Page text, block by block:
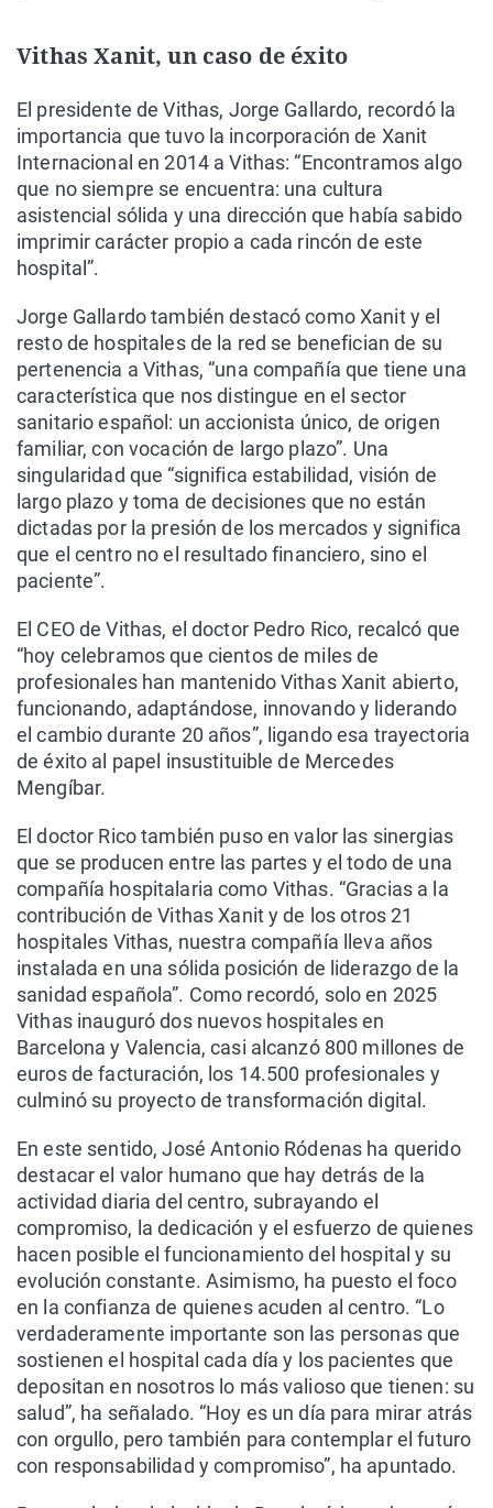
Vithas Xanit, un caso de éxito
El presidente de Vithas, Jorge Gallardo, recordó la
importancia que tuvo la incorporación de Xanit
Internacional en 2014 a Vithas: “Encontramos algo
que no siempre se encuentra: una cultura
asistencial sólida y una dirección que había sabido
imprimir carácter propio a cada rincón de este
hospital”.
Jorge Gallardo también destacó como Xanit y el
resto de hospitales de la red se benefician de su
pertenencia a Vithas, “una compañía que tiene una
característica que nos distingue en el sector
sanitario español: un accionista único, de origen
familiar, con vocación de largo plazo”. Una
singularidad que “significa estabilidad, visión de
largo plazo y toma de decisiones que no están
dictadas por la presión de los mercados y significa
que el centro no el resultado financiero, sino el
paciente”.
El CEO de Vithas, el doctor Pedro Rico, recalcó que
“hoy celebramos que cientos de miles de
profesionales han mantenido Vithas Xanit abierto,
funcionando, adaptándose, innovando y liderando
el cambio durante 20 años”, ligando esa trayectoria
de éxito al papel insustituible de Mercedes
Mengíbar.
El doctor Rico también puso en valor las sinergias
que se producen entre las partes y el todo de una
compañía hospitalaria como Vithas. “Gracias a la
contribución de Vithas Xanit y de los otros 21
hospitales Vithas, nuestra compañía lleva años
instalada en una sólida posición de liderazgo de la
sanidad española”. Como recordó, solo en 2025
Vithas inauguró dos nuevos hospitales en
Barcelona y Valencia, casi alcanzó 800 millones de
euros de facturación, los 14.500 profesionales y
culminó su proyecto de transformación digital.
En este sentido, José Antonio Ródenas ha querido
destacar el valor humano que hay detrás de la
actividad diaria del centro, subrayando el
compromiso, la dedicación y el esfuerzo de quienes
hacen posible el funcionamiento del hospital y su
evolución constante. Asimismo, ha puesto el foco
en la confianza de quienes acuden al centro. “Lo
verdaderamente importante son las personas que
sostienen el hospital cada día y los pacientes que
depositan en nosotros lo más valioso que tienen: su
salud”, ha señalado. “Hoy es un día para mirar atrás
con orgullo, pero también para contemplar el futuro
con responsabilidad y compromiso”, ha apuntado.